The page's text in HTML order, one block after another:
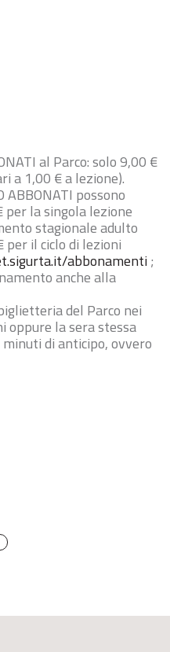
al Parco: solo 9,00 €
a 1,00 € a lezione).
ABBONATI possono
per la singola lezione
stagionale adulto
per il ciclo di lezioni
abbonamenti;
anche alla
del Parco nei
oppure la sera stessa
di anticipo, ovvero